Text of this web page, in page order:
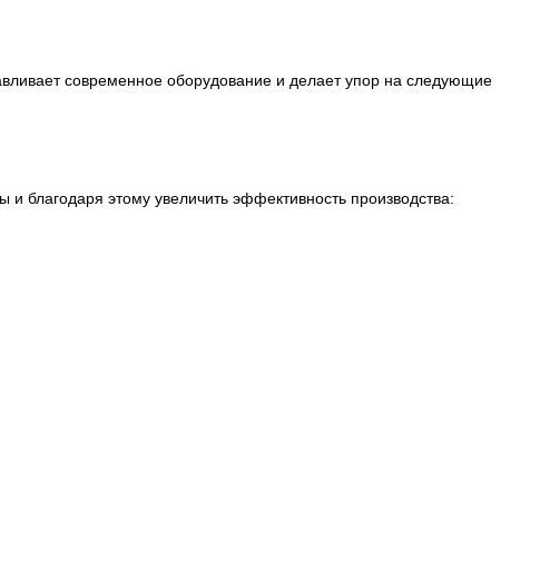
современное оборудование и делает упор на следующие
благодаря этому увеличить эффективность производства: